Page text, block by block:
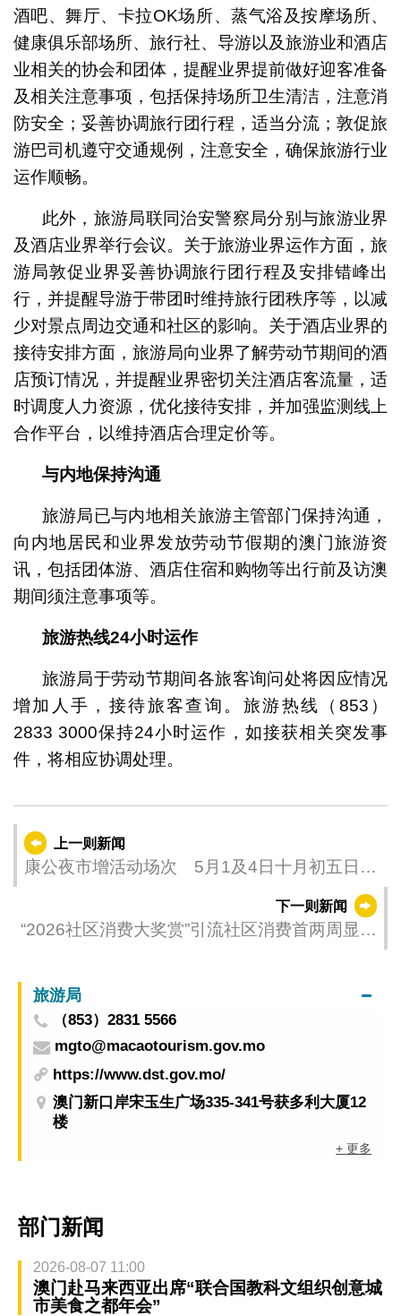
酒吧、舞厅、卡拉OK场所、蒸气浴及按摩场所、
健康俱乐部场所、旅行社、导游以及旅游业和酒店
业相关的协会和团体，提醒业界提前做好迎客准备
及相关注意事项，包括保持场所卫生清洁，注意消
防安全；妥善协调旅行团行程，适当分流；敦促旅
游巴司机遵守交通规例，注意安全，确保旅游行业
运作顺畅。
此外，旅游局联同治安警察局分别与旅游业界
及酒店业界举行会议。关于旅游业界运作方面，旅
游局敦促业界妥善协调旅行团行程及安排错峰出
行，并提醒导游于带团时维持旅行团秩序等，以减
少对景点周边交通和社区的影响。关于酒店业界的
接待安排方面，旅游局向业界了解劳动节期间的酒
店预订情况，并提醒业界密切关注酒店客流量，适
时调度人力资源，优化接待安排，并加强监测线上
合作平台，以维持酒店合理定价等。
与内地保持沟通
旅游局已与内地相关旅游主管部门保持沟通，
向内地居民和业界发放劳动节假期的澳门旅游资
讯，包括团体游、酒店住宿和购物等出行前及访澳
期间须注意事项等。
旅游热线24小时运作
旅游局于劳动节期间各旅客询问处将因应情况
增加人手，接待旅客查询。旅游热线（853）
2833 3000保持24小时运作，如接获相关突发事
件，将相应协调处理。
上一则新闻
康公夜市增活动场次 5月1及4日十月初五日街
下一则新闻
“2026社区消费大奖赏”引流社区消费首两周显成
旅游局
（853）2831 5566
mgto@macaotourism.gov.mo
https://www.dst.gov.mo/
澳门新口岸宋玉生广场335-341号获多利大厦12
楼
+ 更多
部门新闻
2026-08-07 11:00
澳门赴马来西亚出席“联合国教科文组织创意城
市美食之都年会”